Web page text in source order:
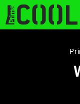
STARHOUSE
PLNEJ